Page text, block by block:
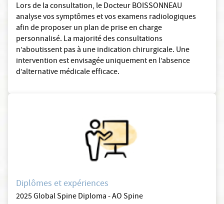
Lors de la consultation, le Docteur BOISSONNEAU
analyse vos symptômes et vos examens radiologiques
afin de proposer un plan de prise en charge
personnalisé. La majorité des consultations
n’aboutissent pas à une indication chirurgicale. Une
intervention est envisagée uniquement en l’absence
d’alternative médicale efficace.
Diplômes et expériences
2025 Global Spine Diploma - AO Spine